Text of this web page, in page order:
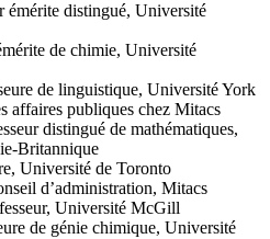
émérite distingué, Université
de chimie, Université
de linguistique, Université York
affaires publiques chez Mitacs
distingué de mathématiques,
Britannique
Université de Toronto
d’administration, Mitacs
Université McGill
de génie chimique, Université